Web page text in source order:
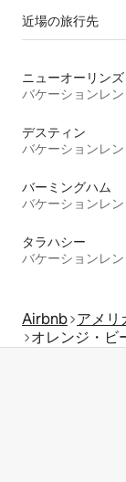
近場の旅行先
ニューオーリンズ
バケーションレ
デスティン
バケーションレ
バーミングハム
バケーションレ
タラハシー
バケーションレ
Airbnb アメリ
オレンジ・ビ